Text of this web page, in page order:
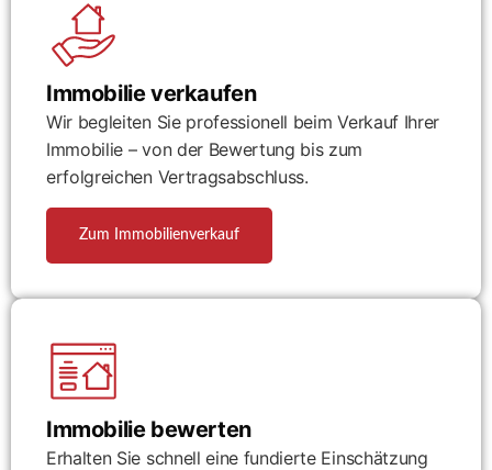
Immobilie verkaufen
Wir begleiten Sie professionell beim Verkauf Ihrer
Immobilie – von der Bewertung bis zum
erfolgreichen Vertragsabschluss.
Zum Immobilienverkauf
Immobilie bewerten
Erhalten Sie schnell eine fundierte Einschätzung